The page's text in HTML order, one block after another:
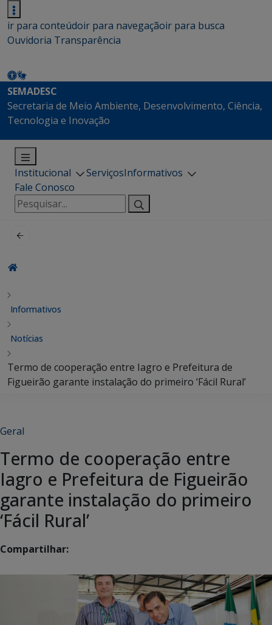
ir para conteúdoir para navegaçãoir para busca
Ouvidoria Transparência
SEMADESC
Secretaria de Meio Ambiente, Desenvolvimento, Ciência,
Tecnologia e Inovação
Institucional ServiçosInformativos
Fale Conosco
Pesquisar
por:
Informativos
Notícias
Termo de cooperação entre Iagro e Prefeitura de
Figueirão garante instalação do primeiro ‘Fácil Rural’
Geral
Termo de cooperação entre
Iagro e Prefeitura de Figueirão
garante instalação do primeiro
‘Fácil Rural’
Compartilhar: